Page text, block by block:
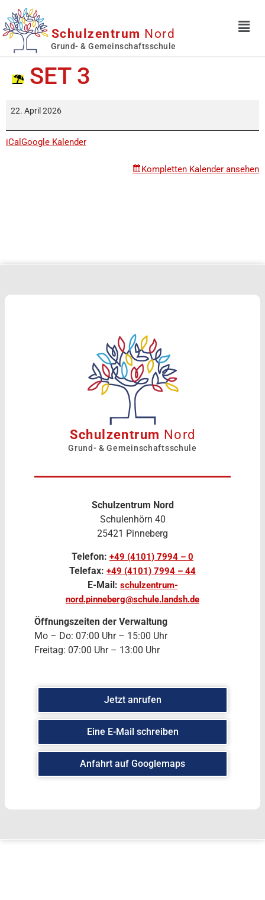
Schulzentrum Nord
Grund- & Gemeinschaftsschule
SET 3
22. April 2026
iCal Google Kalender
Kompletten Kalender ansehen
Schulzentrum Nord
Grund- & Gemeinschaftsschule
Schulzentrum Nord
Schulenhörn 40
25421 Pinneberg
Telefon: +49 (4101) 7994 – 0
Telefax: +49 (4101) 7994 – 44
E-Mail: schulzentrum-
nord.pinneberg@schule.landsh.de
Öffnungszeiten der Verwaltung
Mo – Do: 07:00 Uhr – 15:00 Uhr
Freitag: 07:00 Uhr – 13:00 Uhr
Jetzt anrufen
Eine E-Mail schreiben
Anfahrt auf Googlemaps